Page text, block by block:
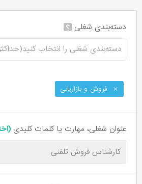
دسته‌بندی شغلی ؟
دسته‌بندی شغلی را انتخاب کنید(حداکثر ۵ دسته
فروش و بازاریابی
عنوان شغلی، مهارت یا کلمات کلیدی